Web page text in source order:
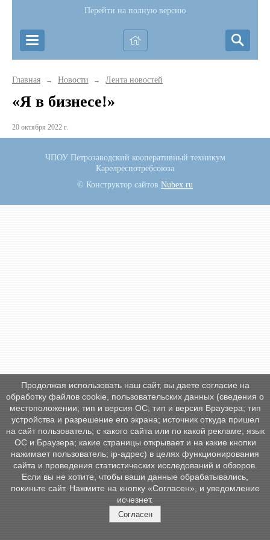
Перейти на полную версию
Главная → Новости → Лента новостей
«Я в бизнесе!»
20 октября 2022 г.
ЧПОУ Петрозаводский кооперативный техникум
Карелреспотребсоюза
© Конструктор сайтов Nubex.ru
Продолжая использовать наш сайт, вы даете согласие на
обработку файлов cookie, пользовательских данных (сведения о
местоположении; тип и версия ОС; тип и версия Браузера; тип
устройства и разрешение его экрана; источник откуда пришел
на сайт пользователь; с какого сайта или по какой рекламе; язык
ОС и Браузера; какие страницы открывает и на какие кнопки
нажимает пользователь; ip-адрес) в целях функционирования
сайта и проведения статистических исследований и обзоров.
Если вы не хотите, чтобы ваши данные обрабатывались,
покиньте сайт. Нажмите на кнопку «Согласен», и уведомление
исчезнет.
Согласен